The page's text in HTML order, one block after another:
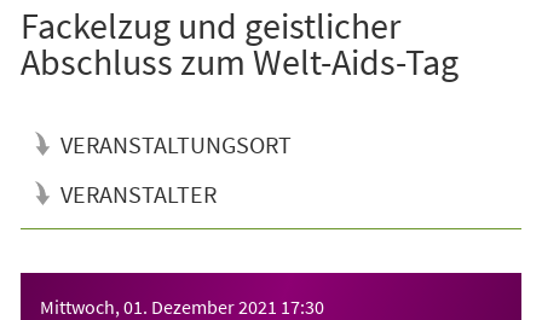
Fackelzug und geistlicher
Abschluss zum Welt-Aids-Tag
VERANSTALTUNGSORT
VERANSTALTER
Mittwoch, 01. Dezember 2021 17:30